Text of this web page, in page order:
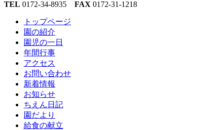
TEL 0172-34-8935 FAX 0172-31-1218
トップページ
園の紹介
園児の一日
年間行事
アクセス
お問い合わせ
新着情報
お知らせ
ちえん日記
園だより
給食の献立